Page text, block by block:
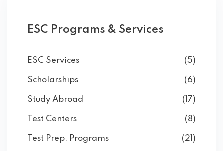
ESC Programs & Services
ESC Services (5)
Scholarships (6)
Study Abroad (17)
Test Centers (8)
Test Prep. Programs (21)